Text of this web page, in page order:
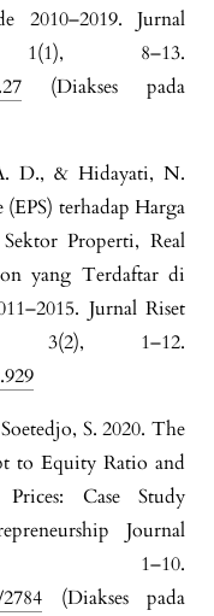
2010–2019. Jurnal
1(1), 8–13.
(Diakses pada
D., & Hidayati, N.
terhadap Harga
Sektor Properti, Real
yang Terdaftar di
Jurnal Riset
3(2), 1–12.
S. 2020. The
to Equity Ratio and
Case Study
Journal
1–10.
(Diakses pada